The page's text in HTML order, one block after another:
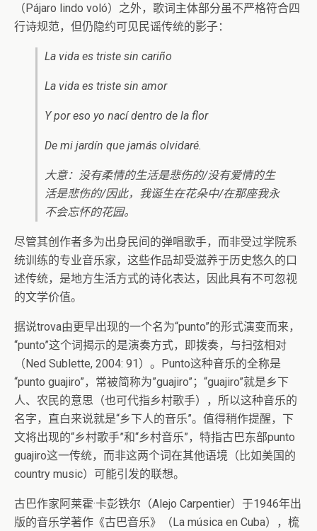
（Pájaro lindo voló）之外，歌词主体部分虽不严格符合四
行诗规范，但仍隐约可见民谣传统的影子：
La vida es triste sin cariño
La vida es triste sin amor
Y por eso yo nací dentro de la flor
De mi jardín que jamás olvidaré.
大意：没有柔情的生活是悲伤的/没有爱情的生
活是悲伤的/因此，我诞生在花朵中/在那座我永
不会忘怀的花园。
尽管其创作者多为出身民间的弹唱歌手，而非受过学院系
统训练的专业音乐家，这些作品却受滋养于历史悠久的口
述传统，是地方生活方式的诗化表达，因此具有不可忽视
的文学价值。
据说trova由更早出现的一个名为“punto”的形式演变而来，
“punto”这个词揭示的是演奏方式，即拨奏，与扫弦相对
（Ned Sublette, 2004: 91）。Punto这种音乐的全称是
“punto guajiro”，常被简称为”guajiro”；“guajiro”就是乡下
人、农民的意思（也可代指乡村歌手），所以这种音乐的
名字，直白来说就是“乡下人的音乐”。值得稍作提醒，下
文将出现的“乡村歌手”和“乡村音乐”，特指古巴东部punto
guajiro这一传统，而非这两个词在其他语境（比如美国的
country music）可能引发的联想。
古巴作家阿莱霍·卡彭铁尔（Alejo Carpentier）于1946年出
版的音乐学著作《古巴音乐》（La música en Cuba），梳